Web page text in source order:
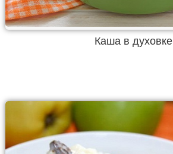
Каша в духовке